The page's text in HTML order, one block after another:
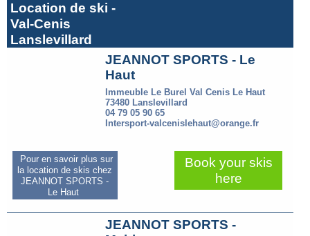
Location de ski -
Val-Cenis
Lanslevillard
JEANNOT SPORTS - Le
Haut
Immeuble Le Burel Val Cenis Le Haut
73480 Lanslevillard
04 79 05 90 65
Intersport-valcenislehaut@orange.fr
Pour en savoir plus sur
la location de skis chez
JEANNOT SPORTS -
Le Haut
Book your skis
here
JEANNOT SPORTS -